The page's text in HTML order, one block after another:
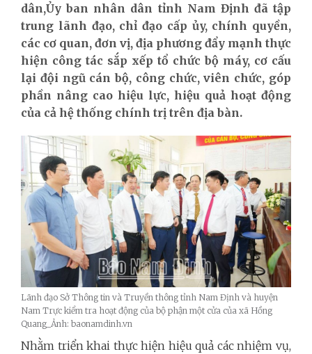
dân,Ủy ban nhân dân tỉnh Nam Định đã tập
trung lãnh đạo, chỉ đạo cấp ủy, chính quyền,
các cơ quan, đơn vị, địa phương đẩy mạnh thực
hiện công tác sắp xếp tổ chức bộ máy, cơ cấu
lại đội ngũ cán bộ, công chức, viên chức, góp
phần nâng cao hiệu lực, hiệu quả hoạt động
của cả hệ thống chính trị trên địa bàn.
Lãnh đạo Sở Thông tin và Truyền thông tỉnh Nam Định và huyện
Nam Trực kiểm tra hoạt động của bộ phận một cửa của xã Hồng
Quang_Ảnh: baonamdinh.vn
Nhằm triển khai thực hiện hiệu quả các nhiệm vụ,